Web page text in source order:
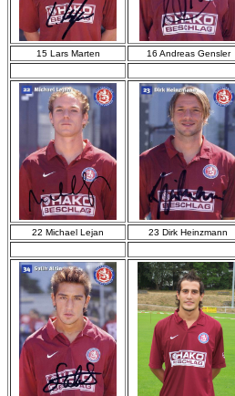
15 Lars Marten 16 Andreas Gensler
22 Michael Lejan 23 Dirk Heinzmann